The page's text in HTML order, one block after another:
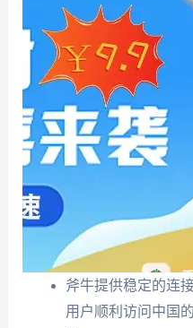
斧牛提供稳定的连
用户顺利访问中国